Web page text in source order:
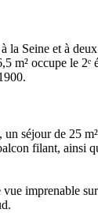
la Seine et à
m² occupe le 2ᵉ
un séjour de 25
filant, ainsi
imprenable